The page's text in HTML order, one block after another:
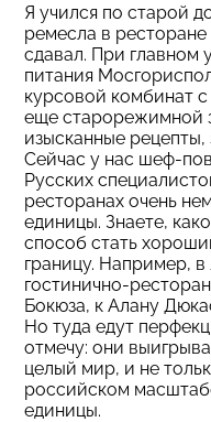
Я учился по старой
ремесла в
сдавал. При главном
питания
курсовой комбинат
еще старорежимной
изысканные рецепты,
Сейчас у нас шеф-
Русских
ресторанах очень
единицы. Знаете,
способ стать
границу. Например,
гостинично-
Бокюза, к Алану
Но туда едут
отмечу: они
целый мир, и не
российском
единицы.